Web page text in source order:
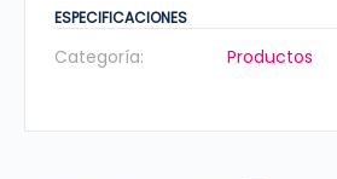
-
Paquete
ESPECIFICACIONES
Categoría: Productos